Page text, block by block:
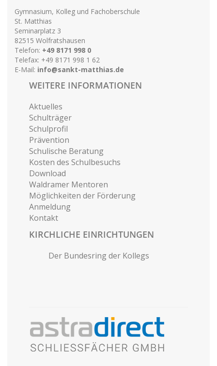
Gymnasium, Kolleg und Fachoberschule
St. Matthias
Seminarplatz 3
82515 Wolfratshausen
Telefon: +49 8171 998 0
Telefax: +49 8171 998 1 62
E-Mail: info@sankt-matthias.de
WEITERE INFORMATIONEN
Aktuelles
Schulträger
Schulprofil
Prävention
Schulische Beratung
Kosten des Schulbesuchs
Download
Waldramer Mentoren
Möglichkeiten der Förderung
Anmeldung
Kontakt
KIRCHLICHE EINRICHTUNGEN
Der Bundesring der Kollegs